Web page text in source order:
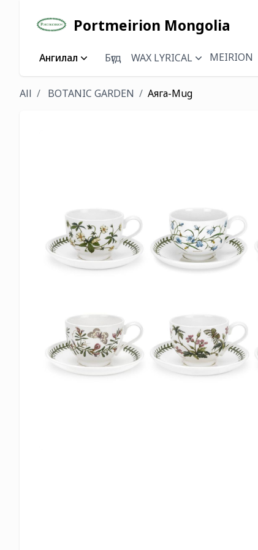
Portmeirion Mongolia
Ангилал Бүгд WAX LYRICAL MEIRION
All BOTANIC GARDEN Аяга-Mug